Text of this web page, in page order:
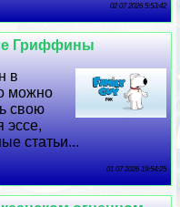
02 07 2026 5:53:42
Гриффины
в
можно
свою
эссе,
статьи...
01 07 2026 19:54:25